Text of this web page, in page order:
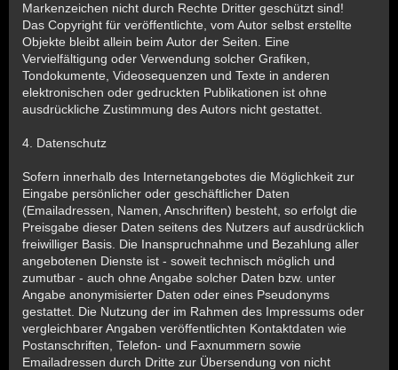
Markenzeichen nicht durch Rechte Dritter geschützt sind!
Das Copyright für veröffentlichte, vom Autor selbst erstellte
Objekte bleibt allein beim Autor der Seiten. Eine
Vervielfältigung oder Verwendung solcher Grafiken,
Tondokumente, Videosequenzen und Texte in anderen
elektronischen oder gedruckten Publikationen ist ohne
ausdrückliche Zustimmung des Autors nicht gestattet.
4. Datenschutz
Sofern innerhalb des Internetangebotes die Möglichkeit zur
Eingabe persönlicher oder geschäftlicher Daten
(Emailadressen, Namen, Anschriften) besteht, so erfolgt die
Preisgabe dieser Daten seitens des Nutzers auf ausdrücklich
freiwilliger Basis. Die Inanspruchnahme und Bezahlung aller
angebotenen Dienste ist - soweit technisch möglich und
zumutbar - auch ohne Angabe solcher Daten bzw. unter
Angabe anonymisierter Daten oder eines Pseudonyms
gestattet. Die Nutzung der im Rahmen des Impressums oder
vergleichbarer Angaben veröffentlichten Kontaktdaten wie
Postanschriften, Telefon- und Faxnummern sowie
Emailadressen durch Dritte zur Übersendung von nicht